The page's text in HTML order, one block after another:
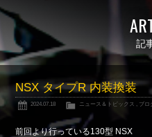
Stock list
在庫情報
Contract
ご成約情報
About NSX
NSXについて
Reflesh Plan
カスタム例
記
NSX タイプR 内装換装
2024.07.18 ニュース＆トピックス , ブロ
前回より行っている130型 NSX